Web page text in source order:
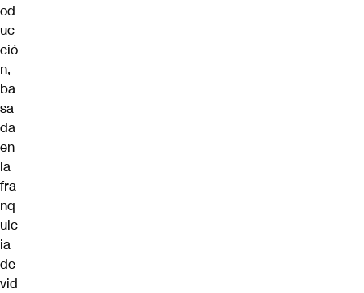
od
uc
ció
n,
ba
sa
da
en
la
fra
nq
uic
ia
de
vid